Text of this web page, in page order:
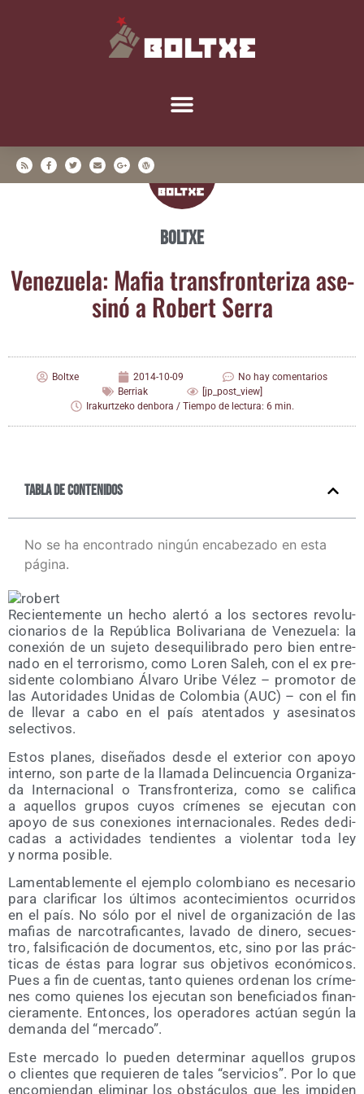
Boltxe
Vene­zue­la: Mafia trans­fron­te­ri­za ase­
si­nó a Robert Serra
Boltxe 2014-10-09
No hay comentarios
Berriak
[jp_post_view]
Irakurtzeko denbora / Tiempo de lectura: 6 min.
Tabla de contenidos
No se ha encontrado ningún encabezado en esta
página.
Recien­te­men­te un hecho aler­tó a los sec­to­res revo­lu­
cio­na­rios de la Repú­bli­ca Boli­va­ria­na de Vene­zue­la: la
cone­xión de un suje­to des­equi­li­bra­do pero bien entre­
na­do en el terro­ris­mo, como Loren Saleh, con el ex pre­
si­den­te colom­biano Álva­ro Uri­be Vélez – pro­mo­tor de
las Auto­ri­da­des Uni­das de Colom­bia (AUC) – con el fin
de lle­var a cabo en el país aten­ta­dos y ase­si­na­tos
selectivos.
Estos pla­nes, dise­ña­dos des­de el exte­rior con apo­yo
interno, son par­te de la lla­ma­da Delin­cuen­cia Orga­ni­za­
da Inter­na­cio­nal o Trans­fron­te­ri­za, como se cali­fi­ca
a aque­llos gru­pos cuyos crí­me­nes se eje­cu­tan con
apo­yo de sus cone­xio­nes inter­na­cio­na­les. Redes dedi­
ca­das a acti­vi­da­des ten­dien­tes a vio­len­tar toda ley
y nor­ma posible.
Lamen­ta­ble­men­te el ejem­plo colom­biano es nece­sa­rio
para cla­ri­fi­car los últi­mos acon­te­ci­mien­tos ocu­rri­dos
en el país. No sólo por el nivel de orga­ni­za­ción de las
mafias de nar­co­tra­fi­can­tes, lava­do de dine­ro, secues­
tro, fal­si­fi­ca­ción de docu­men­tos, etc, sino por las prác­
ti­cas de éstas para lograr sus obje­ti­vos eco­nó­mi­cos.
Pues a fin de cuen­tas, tan­to quie­nes orde­nan los crí­me­
nes como quie­nes los eje­cu­tan son bene­fi­cia­dos finan­
cie­ra­men­te. Enton­ces, los ope­ra­do­res actúan según la
deman­da del “mer­ca­do”.
Este mer­ca­do lo pue­den deter­mi­nar aque­llos gru­pos
o clien­tes que requie­ren de tales “ser­vi­cios”. Por lo que
enco­mien­dan eli­mi­nar los obs­tácu­los que les impi­den